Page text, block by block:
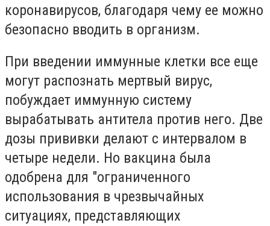
коронавирусов, благодаря чему ее можно
безопасно вводить в организм.
При введении иммунные клетки все еще
могут распознать мертвый вирус,
побуждает иммунную систему
вырабатывать антитела против него. Две
дозы прививки делают с интервалом в
четыре недели. Но вакцина была
одобрена для "ограниченного
использования в чрезвычайных
ситуациях, представляющих